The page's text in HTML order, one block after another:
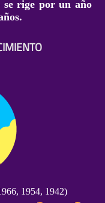
se rige por un año
1954, 1942)